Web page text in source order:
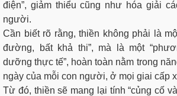
điện”, giảm thiểu cũng như hóa giải
người.
Cần biết rõ rằng, thiền không phải là
đường, bất khả thi”, mà là một
dưỡng thực tế”, hoàn toàn nằm trong
ngày của mỗi con người, ở mọi giai cấp
Từ đó, thiền sẽ mang lại tính “củng cố